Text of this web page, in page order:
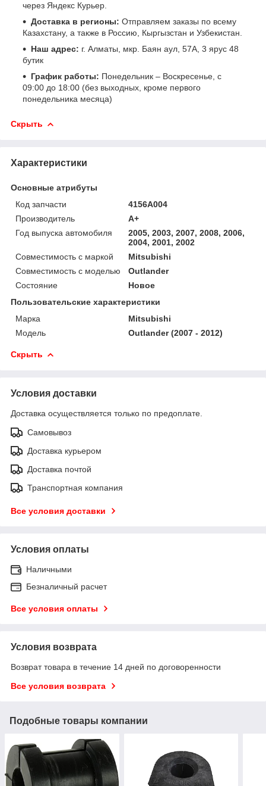
через Яндекс Курьер.
Доставка в регионы: Отправляем заказы по всему
Казахстану, а также в Россию, Кыргызстан и Узбекистан.
Наш адрес: г. Алматы, мкр. Баян аул, 57А, 3 ярус 48
бутик
График работы: Понедельник – Воскресенье, с
09:00 до 18:00 (без выходных, кроме первого
понедельника месяца)
Скрыть
Характеристики
Основные атрибуты
Код запчасти
4156A004
Производитель
A+
Год выпуска автомобиля
2005, 2003, 2007, 2008, 2006,
2004, 2001, 2002
Совместимость с маркой
Mitsubishi
Совместимость с моделью
Outlander
Состояние
Новое
Пользовательские характеристики
Марка
Mitsubishi
Модель
Outlander (2007 - 2012)
Скрыть
Условия доставки
Доставка осуществляется только по предоплате.
Самовывоз
Доставка курьером
Доставка почтой
Транспортная компания
Все условия доставки
Условия оплаты
Наличными
Безналичный расчет
Все условия оплаты
Условия возврата
Возврат товара в течение 14 дней по договоренности
Все условия возврата
Подобные товары компании